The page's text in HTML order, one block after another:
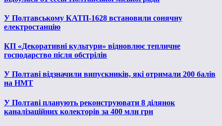
У Полтавському КАТП-1628 встановили сонячну
електростанцію
КП «Декоративні культури» відновлює тепличне
господарство після обстрілів
У Полтаві відзначили випускників, які отримали 200 балів
на НМТ
У Полтаві планують реконструювати 8 ділянок
каналізаційних колекторів за 400 млн грн